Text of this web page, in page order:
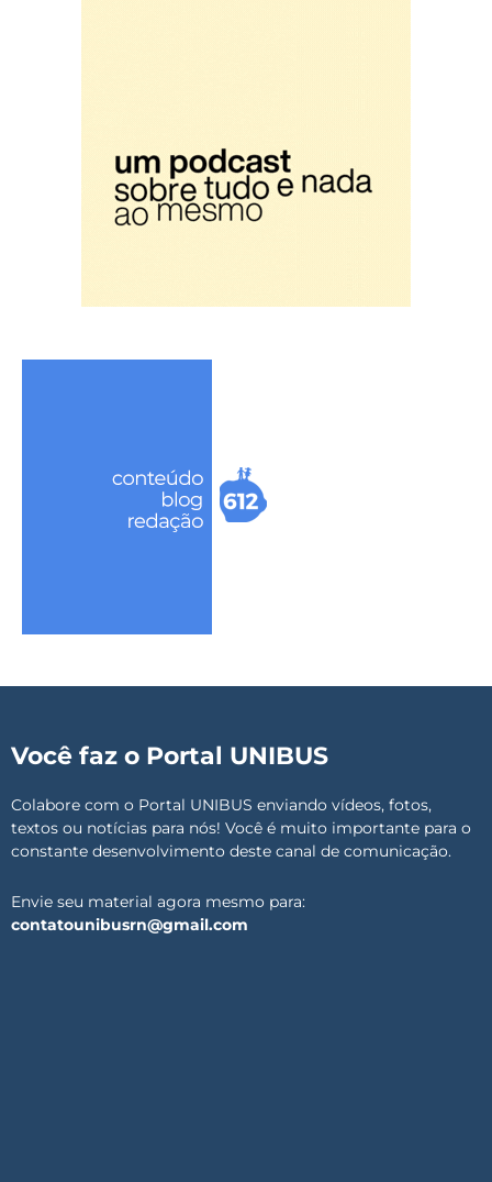
Você faz o Portal UNIBUS
Colabore com o Portal UNIBUS enviando vídeos, fotos,
textos ou notícias para nós! Você é muito importante para o
constante desenvolvimento deste canal de comunicação.
Envie seu material agora mesmo para:
contatounibusrn@gmail.com